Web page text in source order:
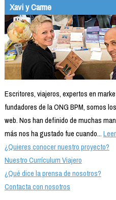
Xavi y Carme
Escritores, viajeros, expertos en
fundadores de la ONG BPM, somos
web. Nos han definido de muchas
más nos ha gustado fue cuando...
¿Quieres conocer nuestro proyecto?
Nuestro Currículum Viajero
¿Qué dice la prensa de nosotros?
Contacta con nosotros